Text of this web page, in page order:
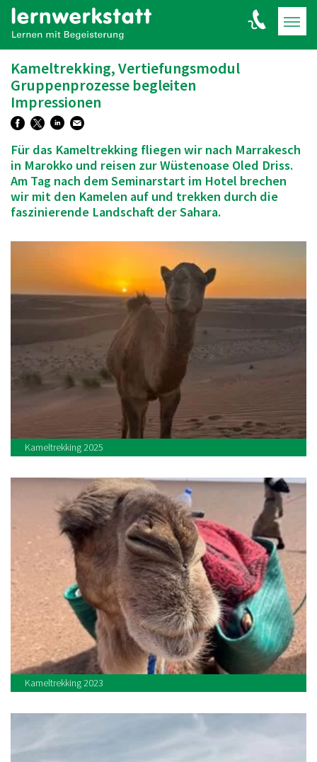
Kameltrekking, Vertiefungsmodul
Gruppenprozesse begleiten
Impressionen
Für das Kameltrekking fliegen wir nach Marrakesch
in Marokko und reisen zur Wüstenoase Oled Driss.
Am Tag nach dem Seminarstart im Hotel brechen
wir mit den Kamelen auf und trekken durch die
faszinierende Landschaft der Sahara.
Kameltrekking 2025
Kameltrekking 2023